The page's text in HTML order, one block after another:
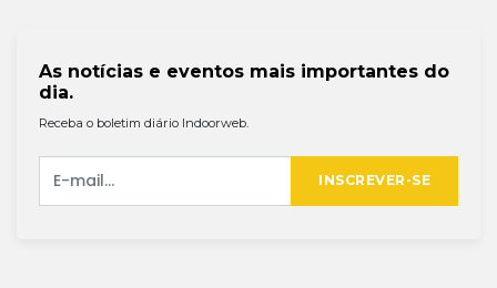
As notícias e eventos mais importantes do
dia.
Receba o boletim diário Indoorweb.
INSCREVER-SE